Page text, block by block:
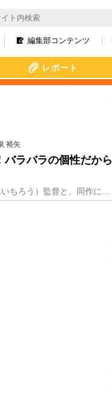
編集部コンテンツ
レポート
裕矢
ラバラの個性だから